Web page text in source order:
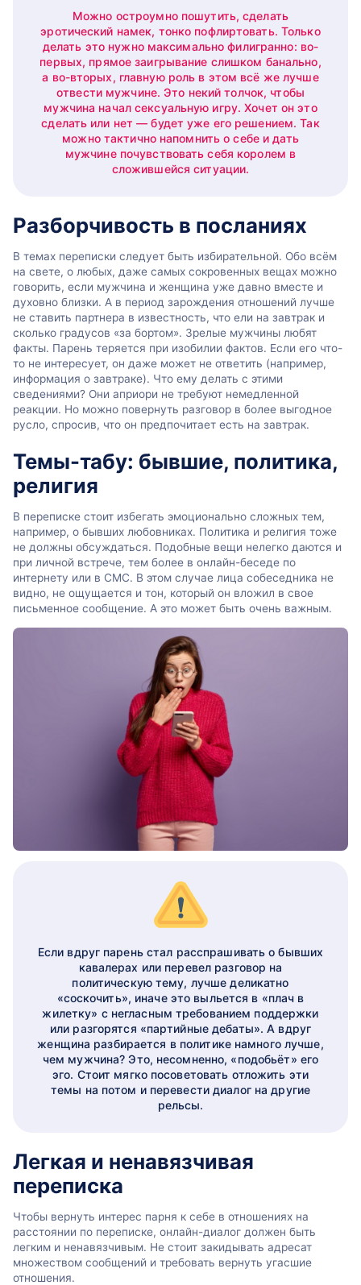
Можно остроумно пошутить, сделать
эротический намек, тонко пофлиртовать. Только
делать это нужно максимально филигранно: во-
первых, прямое заигрывание слишком банально,
а во-вторых, главную роль в этом всё же лучше
отвести мужчине. Это некий толчок, чтобы
мужчина начал сексуальную игру. Хочет он это
сделать или нет — будет уже его решением. Так
можно тактично напомнить о себе и дать
мужчине почувствовать себя королем в
сложившейся ситуации.
Разборчивость в посланиях
В темах переписки следует быть избирательной. Обо всём
на свете, о любых, даже самых сокровенных вещах можно
говорить, если мужчина и женщина уже давно вместе и
духовно близки. А в период зарождения отношений лучше
не ставить партнера в известность, что ели на завтрак и
сколько градусов «за бортом». Зрелые мужчины любят
факты. Парень теряется при изобилии фактов. Если его что-
то не интересует, он даже может не ответить (например,
информация о завтраке). Что ему делать с этими
сведениями? Они априори не требуют немедленной
реакции. Но можно повернуть разговор в более выгодное
русло, спросив, что он предпочитает есть на завтрак.
Темы-табу: бывшие, политика,
религия
В переписке стоит избегать эмоционально сложных тем,
например, о бывших любовниках. Политика и религия тоже
не должны обсуждаться. Подобные вещи нелегко даются и
при личной встрече, тем более в онлайн-беседе по
интернету или в СМС. В этом случае лица собеседника не
видно, не ощущается и тон, который он вложил в свое
письменное сообщение. А это может быть очень важным.
Если вдруг парень стал расспрашивать о бывших
кавалерах или перевел разговор на
политическую тему, лучше деликатно
«соскочить», иначе это выльется в «плач в
жилетку» с негласным требованием поддержки
или разгорятся «партийные дебаты». А вдруг
женщина разбирается в политике намного лучше,
чем мужчина? Это, несомненно, «подобьёт» его
эго. Стоит мягко посоветовать отложить эти
темы на потом и перевести диалог на другие
рельсы.
Легкая и ненавязчивая
переписка
Чтобы вернуть интерес парня к себе в отношениях на
расстоянии по переписке, онлайн-диалог должен быть
легким и ненавязчивым. Не стоит закидывать адресат
множеством сообщений и требовать вернуть угасшие
отношения.